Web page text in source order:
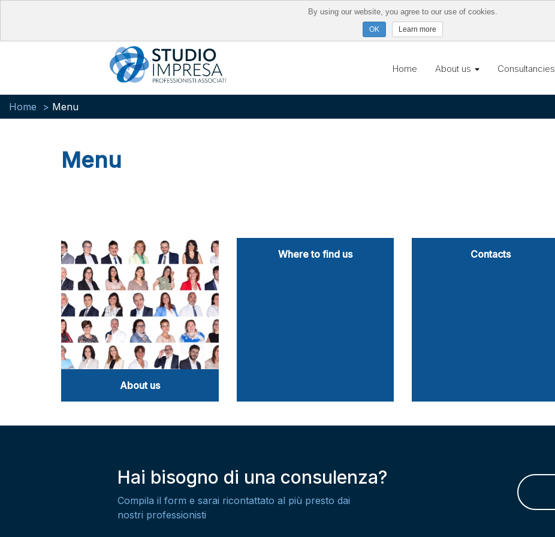
Home About us Consultancies
Home Menu
Menu
About us
Where to find us Contacts
Hai bisogno di una consulenza?
Compila il form e sarai ricontattato al più presto dai
nostri professionisti
By using our website, you agree to our use of cookies.
Learn more